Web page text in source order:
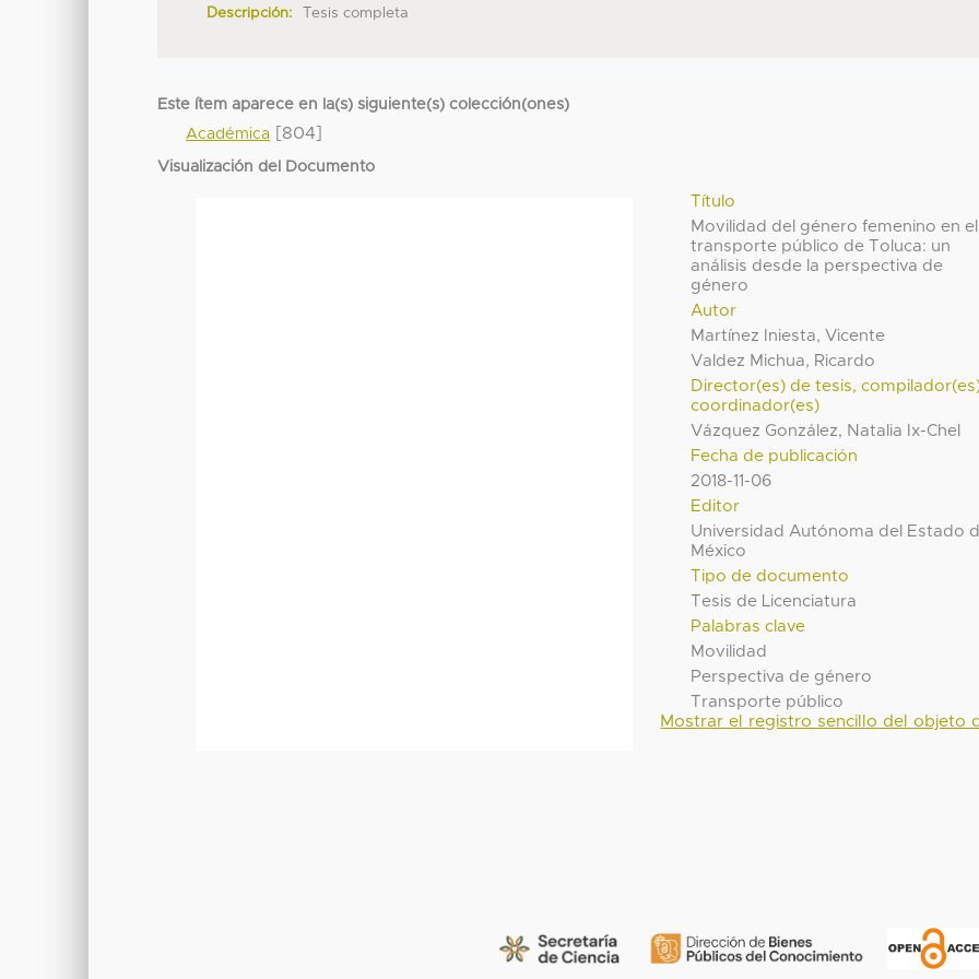
Descripción:
Tesis completa
Este ítem aparece en la(s) siguiente(s) colección(ones)
Académica [804]
Visualización del Documento
Título
Movilidad del género femenino en el
transporte público de Toluca: un
análisis desde la perspectiva de
género
Autor
Martínez Iniesta, Vicente
Valdez Michua, Ricardo
Director(es) de tesis,
coordinador(es)
Vázquez González, Natalia Ix-Chel
Fecha de publicación
2018-11-06
Editor
Universidad Autónoma del Estado
México
Tipo de documento
Tesis de Licenciatura
Palabras clave
Movilidad
Perspectiva de género
Transporte público
Mostrar el registro sencillo del objeto